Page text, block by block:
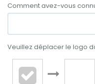
Comment avez-vous connu
Veuillez déplacer le logo